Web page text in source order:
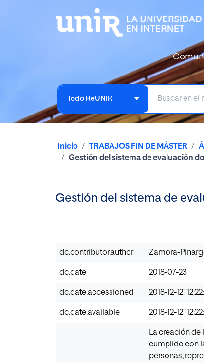
Todo ReUNIR
Inicio TRABAJOS FIN DE MÁSTER
Gestión del sistema de evaluación
Gestión del sistema de
dc.contributor.author Zamora-
dc.date 2018-07-23
dc.date.accessioned 2018-12-
dc.date.available 2018-12-
La creación de
cumplido con
personas,